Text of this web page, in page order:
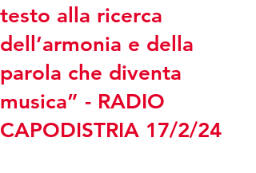
testo alla ricerca
dell’armonia e della
parola che diventa
musica” - RADIO
CAPODISTRIA 17/2/24